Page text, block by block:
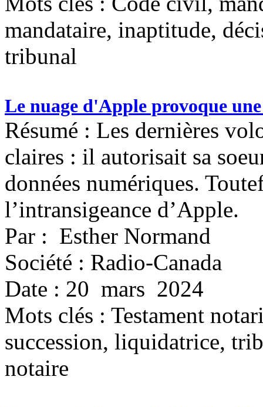
mandataire, inaptitude,
tribunal
Le nuage d'Apple provoque
Résumé : Les dernières
claires : il autorisait sa
données numériques.
l’intransigeance d’Apple.
Par : Esther Normand
Société : Radio-Canada
Date : 20 mars 2024
Mots clés : Testament
succession, liquidatrice,
notaire